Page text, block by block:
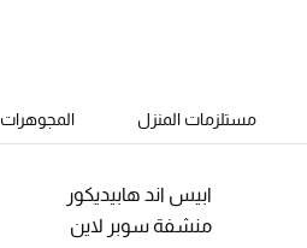
مستلزمات المنزل المجوهرات
ابيس اند هابيديكور
منشفة سوبر لاين